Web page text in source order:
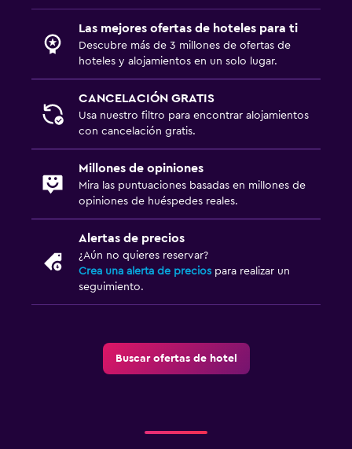
Las mejores ofertas de hoteles para ti
Descubre más de 3 millones de ofertas de
hoteles y alojamientos en un solo lugar.
CANCELACIÓN GRATIS
Usa nuestro filtro para encontrar alojamientos
con cancelación gratis.
Millones de opiniones
Mira las puntuaciones basadas en millones de
opiniones de huéspedes reales.
Alertas de precios
¿Aún no quieres reservar?
Crea una alerta de precios para realizar un
seguimiento.
Buscar ofertas de hotel